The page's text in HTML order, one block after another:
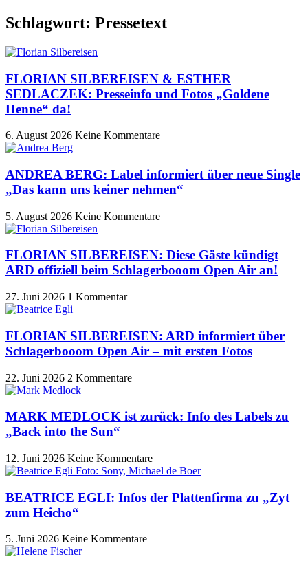
Schlagwort: Pressetext
FLORIAN SILBEREISEN & ESTHER
SEDLACZEK: Presseinfo und Fotos „Goldene
Henne“ da!
6. August 2026 Keine Kommentare
ANDREA BERG: Label informiert über neue Single
„Das kann uns keiner nehmen“
5. August 2026 Keine Kommentare
FLORIAN SILBEREISEN: Diese Gäste kündigt
ARD offiziell beim Schlagerbooom Open Air an!
27. Juni 2026 1 Kommentar
FLORIAN SILBEREISEN: ARD informiert über
Schlagerbooom Open Air – mit ersten Fotos
22. Juni 2026 2 Kommentare
MARK MEDLOCK ist zurück: Info des Labels zu
„Back into the Sun“
12. Juni 2026 Keine Kommentare
BEATRICE EGLI: Infos der Plattenfirma zu „Zyt
zum Heicho“
5. Juni 2026 Keine Kommentare